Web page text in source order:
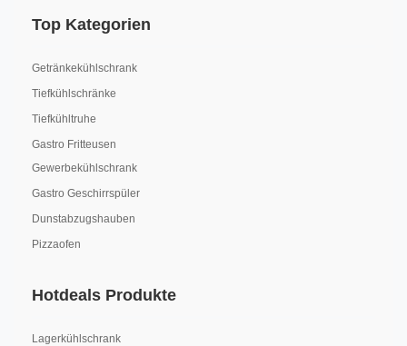
Top Kategorien
Getränkekühlschrank
Tiefkühlschränke
Tiefkühltruhe
Gastro Fritteusen
Gewerbekühlschrank
Gastro Geschirrspüler
Dunstabzugshauben
Pizzaofen
Hotdeals Produkte
Lagerkühlschrank